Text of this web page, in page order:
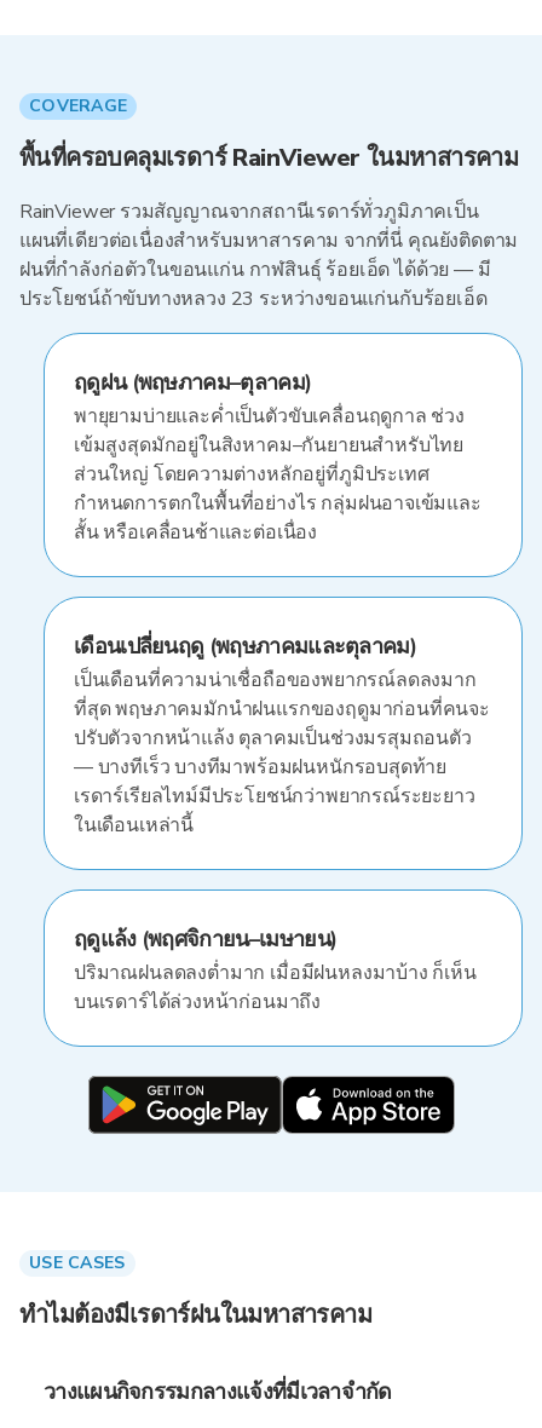
COVERAGE
พื้นที่ครอบคลุมเรดาร์ RainViewer ในมหาสารคาม
RainViewer รวมสัญญาณจากสถานีเรดาร์ทั่วภูมิภาคเป็น
แผนที่เดียวต่อเนื่องสำหรับมหาสารคาม จากที่นี่ คุณยังติดตาม
ฝนที่กำลังก่อตัวในขอนแก่น กาฬสินธุ์ ร้อยเอ็ด ได้ด้วย — มี
ประโยชน์ถ้าขับทางหลวง 23 ระหว่างขอนแก่นกับร้อยเอ็ด
ฤดูฝน (พฤษภาคม–ตุลาคม)
พายุยามบ่ายและค่ำเป็นตัวขับเคลื่อนฤดูกาล ช่วง
เข้มสูงสุดมักอยู่ในสิงหาคม–กันยายนสำหรับไทย
ส่วนใหญ่ โดยความต่างหลักอยู่ที่ภูมิประเทศ
กำหนดการตกในพื้นที่อย่างไร กลุ่มฝนอาจเข้มและ
สั้น หรือเคลื่อนช้าและต่อเนื่อง
เดือนเปลี่ยนฤดู (พฤษภาคมและตุลาคม)
เป็นเดือนที่ความน่าเชื่อถือของพยากรณ์ลดลงมาก
ที่สุด พฤษภาคมมักนำฝนแรกของฤดูมาก่อนที่คนจะ
ปรับตัวจากหน้าแล้ง ตุลาคมเป็นช่วงมรสุมถอนตัว
— บางทีเร็ว บางทีมาพร้อมฝนหนักรอบสุดท้าย
เรดาร์เรียลไทม์มีประโยชน์กว่าพยากรณ์ระยะยาว
ในเดือนเหล่านี้
ฤดูแล้ง (พฤศจิกายน–เมษายน)
ปริมาณฝนลดลงต่ำมาก เมื่อมีฝนหลงมาบ้าง ก็เห็น
บนเรดาร์ได้ล่วงหน้าก่อนมาถึง
USE CASES
ทำไมต้องมีเรดาร์ฝนในมหาสารคาม
วางแผนกิจกรรมกลางแจ้งที่มีเวลาจำกัด